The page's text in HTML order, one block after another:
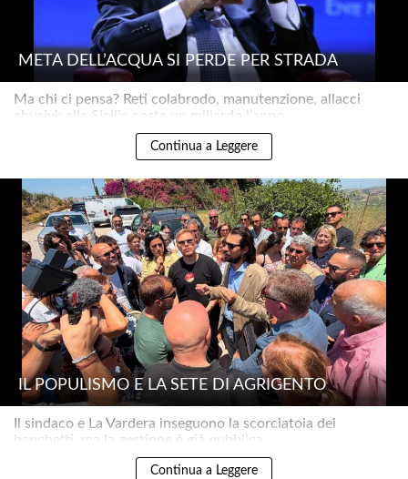
METÀ DELL’ACQUA SI PERDE PER STRADA
Ma chi ci pensa? Reti colabrodo, manutenzione, allacci
abusivi: alla Sicilia costa un miliardo l’anno..
Continua a Leggere
IL POPULISMO E LA SETE DI AGRIGENTO
Il sindaco e La Vardera inseguono la scorciatoia dei
banchetti, ma la gestione è già pubblica..
Continua a Leggere